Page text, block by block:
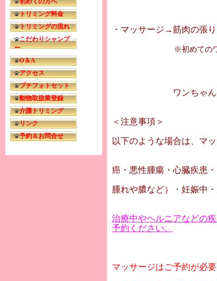
トリミング料金
トリミングの流れ
こだわりシャンプ
ー
O＆A
アクセス
プチフォトセット
動物取扱業登録
介護トリミング
リンク
予約＆お問合せ
・マッサージ→筋肉の
※初めてのワンちゃん
ワンちゃんの体の
＜注意事項＞
以下のような場合は、マ
癌・悪性腫瘍・心臓疾患
腫れや膿など）・妊娠中
治療中やヘルニアなどの
予約ください。
マッサージはご予約が必